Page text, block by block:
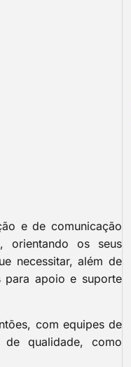
e de comunicação
orientando os seus
necessitar, além de
para apoio e suporte
com equipes de
qualidade, como